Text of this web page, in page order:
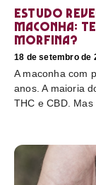
Estudo
maconha:
morfina?
18 de setembro de
A maconha com
anos. A maioria
THC e CBD.